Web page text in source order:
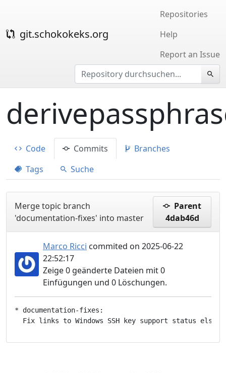
git.schokokeks.org
Repositories
Help
Report an Issue
Code Commits
Branches
Tags
Suche
Merge topic branch
'documentation-fixes' into master
Parent
4dab46d
Marco Ricci commited on 2025-06-22
22:52:17
Zeige 0 geänderte Dateien mit 0
Einfügungen und 0 Löschungen.
* documentation-fixes: